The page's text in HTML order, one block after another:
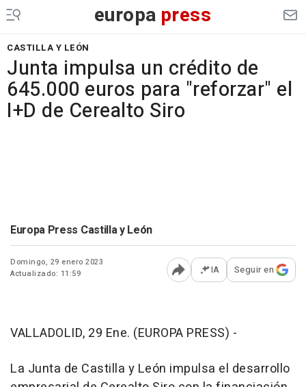
europa press
CASTILLA Y LEÓN
Junta impulsa un crédito de
645.000 euros para "reforzar" el
I+D de Cerealto Siro
Europa Press Castilla y León
Domingo, 29 enero 2023
Actualizado: 11:59
Abrir opciones para
IA Seguir en
VALLADOLID, 29 Ene. (EUROPA PRESS) -
La Junta de Castilla y León impulsa el desarrollo